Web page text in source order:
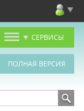
СЕРВИСЫ